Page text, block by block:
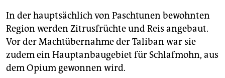
In der hauptsächlich von Paschtunen bewohnten
Region werden Zitrusfrüchte und Reis angebaut.
Vor der Machtübernahme der Taliban war sie
zudem ein Hauptanbaugebiet für Schlafmohn, aus
dem Opium gewonnen wird.